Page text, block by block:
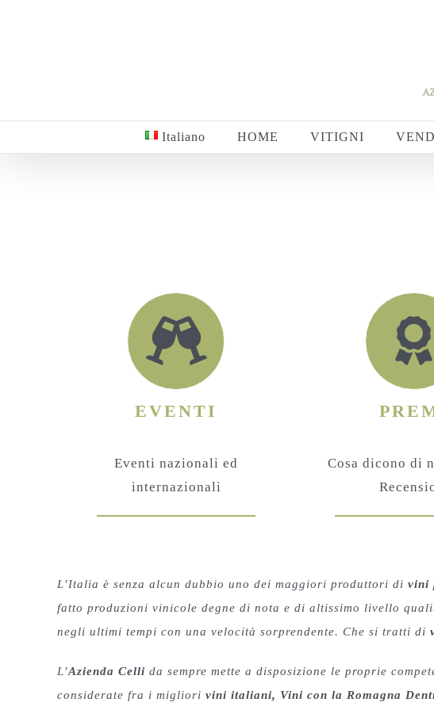
Italiano HOME VITIGNI
EVENTI
Eventi nazionali ed
internazionali
Cosa dicono di
L’Italia è senza alcun dubbio uno dei maggiori produttori di vini
fatto produzioni vinicole degne di nota e di altissimo livello
negli ultimi tempi con una velocità sorprendente. Che si tratti di
L’Azienda Celli da sempre mette a disposizione le proprie
considerate fra i migliori vini italiani, Vini con la Romagna